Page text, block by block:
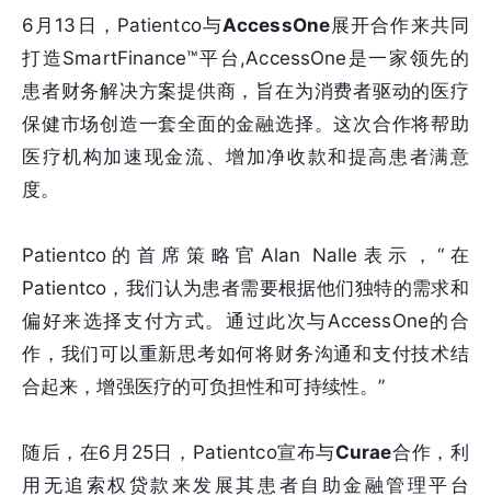
6月13日，Patientco与AccessOne展开合作来共同
打造SmartFinance™平台,AccessOne是一家领先的
患者财务解决方案提供商，旨在为消费者驱动的医疗
保健市场创造一套全面的金融选择。这次合作将帮助
医疗机构加速现金流、增加净收款和提高患者满意
度。
Patientco的首席策略官Alan Nalle表示，“在
Patientco，我们认为患者需要根据他们独特的需求和
偏好来选择支付方式。通过此次与AccessOne的合
作，我们可以重新思考如何将财务沟通和支付技术结
合起来，增强医疗的可负担性和可持续性。”
随后，在6月25日，Patientco宣布与Curae合作，利
用无追索权贷款来发展其患者自助金融管理平台